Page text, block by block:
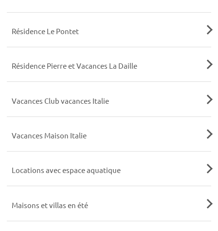
Résidence Le Pontet
Résidence Pierre et Vacances La Daille
Vacances Club vacances Italie
Vacances Maison Italie
Locations avec espace aquatique
Maisons et villas en été